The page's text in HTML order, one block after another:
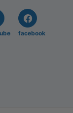
facebook